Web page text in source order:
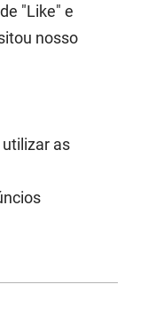
"Like" e
nosso
as